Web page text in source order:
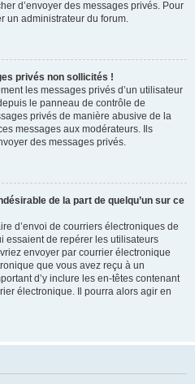
d’envoyer des messages privés. Pour
un administrateur du forum.
privés non sollicités !
les messages privés d’un utilisateur
le panneau de contrôle de
privés de manière abusive de la
messages aux modérateurs. Ils
des messages privés.
de la part de quelqu’un sur ce
d’envoi de courriers électroniques de
essaient de repérer les utilisateurs
envoyer par courrier électronique
que vous avez reçu à un
d’y inclure les en-têtes contenant
électronique. Il pourra alors agir en